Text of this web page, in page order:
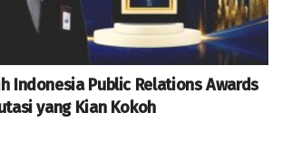
Indonesia Public Relations Awards
yang Kian Kokoh